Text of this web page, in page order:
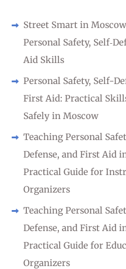
Street Smart in
Personal Safety,
Aid Skills
Personal Safety, Self-
First Aid: Practical
Safely in Moscow
Teaching Personal
Defense, and First Aid
Practical Guide for
Organizers
Teaching Personal
Defense, and First Aid
Practical Guide for
Organizers